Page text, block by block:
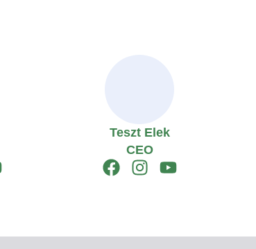
Teszt Elek
CEO